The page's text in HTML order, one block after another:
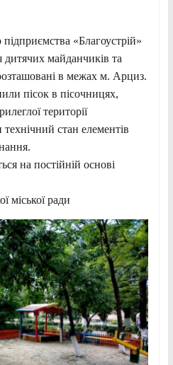
«Благоустрій»
майданчиків та
в межах м. Арциз.
пісок в пісочницях,
території
стан елементів
на постійній основі
міської ради